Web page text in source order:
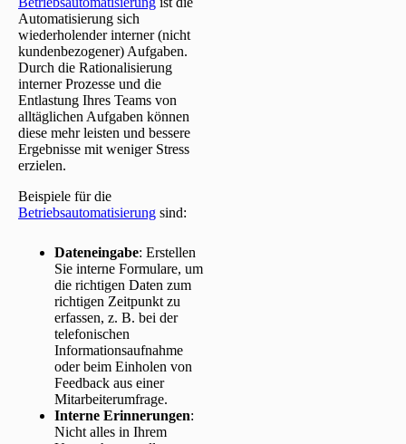
Automatisierung sich
wiederholender interner (nicht
kundenbezogener) Aufgaben.
Durch die Rationalisierung
interner Prozesse und die
Entlastung Ihres Teams von
alltäglichen Aufgaben können
diese mehr leisten und bessere
Ergebnisse mit weniger Stress
erzielen.
Beispiele für die
Betriebsautomatisierung sind:
Dateneingabe: Erstellen
Sie interne Formulare, um
die richtigen Daten zum
richtigen Zeitpunkt zu
erfassen, z. B. bei der
telefonischen
Informationsaufnahme
oder beim Einholen von
Feedback aus einer
Mitarbeiterumfrage.
Interne Erinnerungen:
Nicht alles in Ihrem